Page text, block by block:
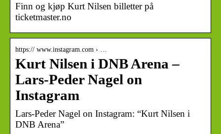
Finn og kjøp Kurt Nilsen billetter på
ticketmaster.no
https:// www.instagram.com › …
Kurt Nilsen i DNB Arena –
Lars-Peder Nagel on
Instagram
Lars-Peder Nagel on Instagram: “Kurt Nilsen i
DNB Arena”